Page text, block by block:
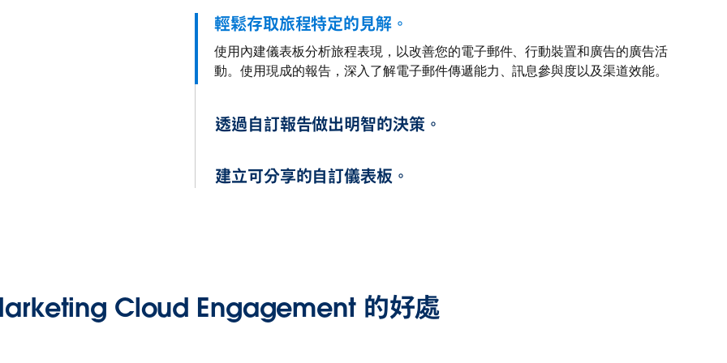
輕鬆存取旅程特定的見解。
使用內建儀表板分析旅程表現，以改善您的電子郵件、行動裝置和廣告的廣告活
動。使用現成的報告，深入了解電子郵件傳遞能力、訊息參與度以及渠道效能。
透過自訂報告做出明智的決策。
建立可分享的自訂儀表板。
Cloud Engagement 的好處